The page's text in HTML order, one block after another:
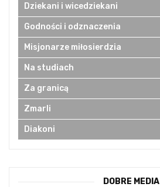
Dziekani i wicedziekani
Godności i odznaczenia
Misjonarze miłosierdzia
Na studiach
Za granicą
Zmarli
Diakoni
DOBRE MEDIA